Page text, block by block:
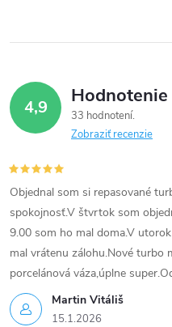
v
y
v
ý
p
i
s
u
4,9
33 hodnotení
Zobraziť recenzie
Martin Vitáliš
15.1.2026
Objednal som si repasované
spokojnosť.V štvrtok som
9.00 som ho mal doma.V
mal vrátenu zálohu.Nové turbo
porcelánová váza,úplne